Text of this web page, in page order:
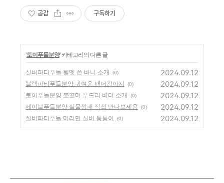
공감 구독하기
'토이푸들분양' 카테고리의 다른 글
실버파티푸들 헬멧 쓴 바니 소개 (0) 2024.09.12
블랙파티푸들분양 귀여운 팬더강아지 (0) 2024.09.12
토이푸들분양 쪼꼬미 푸드리 버터 소개 (0) 2024.09.12
세이블푸들분양 실물깡패 직접 만나보세용 (0) 2024.09.12
실버파티푸들 머리만 실버 통통이 (0) 2024.09.12